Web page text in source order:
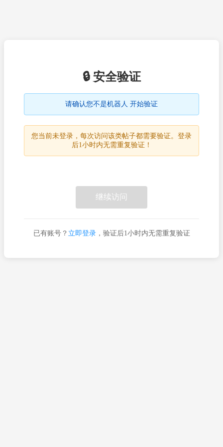
🔒 安全验证
请确认您不是机器人 开始验证
您当前未登录，每次访问该类帖子都需要验证。登录
后1小时内无需重复验证！
继续访问
已有账号？ 立即登录，验证后1小时内无需重复验证